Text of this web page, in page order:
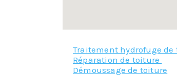
Traitement hydrofuge de
Réparation de toiture
Démoussage de toiture